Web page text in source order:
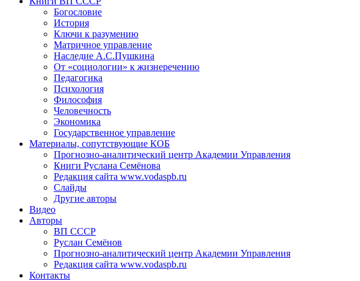
Богословие
История
Ключи к разумению
Матричное управление
Наследие А.С.Пушкина
От «социологии» к жизнеречению
Педагогика
Психология
Философия
Человечность
Экономика
Государственное управление
Материалы, сопутствующие КОБ
Прогнозно-аналитический центр Академии Управления
Книги Руслана Семёнова
Редакция сайта www.vodaspb.ru
Слайды
Другие авторы
Видео
Авторы
ВП СССР
Руслан Семёнов
Прогнозно-аналитический центр Академии Управления
Редакция сайта www.vodaspb.ru
Контакты